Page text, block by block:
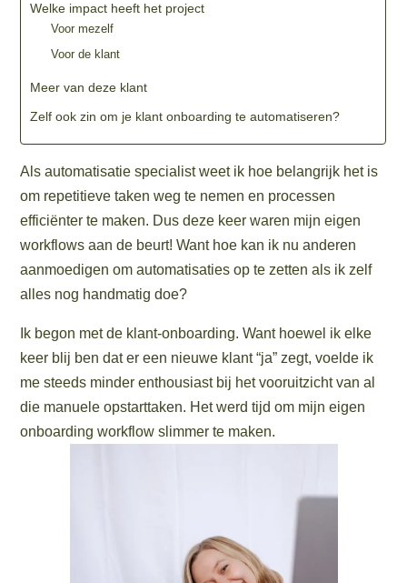
Als automatisatie specialist weet ik hoe belangrijk het is
om repetitieve taken weg te nemen en processen
efficiënter te maken. Dus deze keer waren mijn eigen
workflows aan de beurt! Want hoe kan ik nu anderen
aanmoedigen om automatisaties op te zetten als ik zelf
alles nog handmatig doe?
Ik begon met de klant-onboarding. Want hoewel ik elke
keer blij ben dat er een nieuwe klant “ja” zegt, voelde ik
me steeds minder enthousiast bij het vooruitzicht van al
die manuele opstarttaken. Het werd tijd om mijn eigen
onboarding workflow slimmer te maken.
Welke impact heeft het project
Voor mezelf
Voor de klant
Meer van deze klant
Zelf ook zin om je klant onboarding te automatiseren?